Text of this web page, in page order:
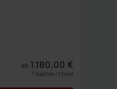
ab 1.180,00 €
7 Nächte / 1 Gast